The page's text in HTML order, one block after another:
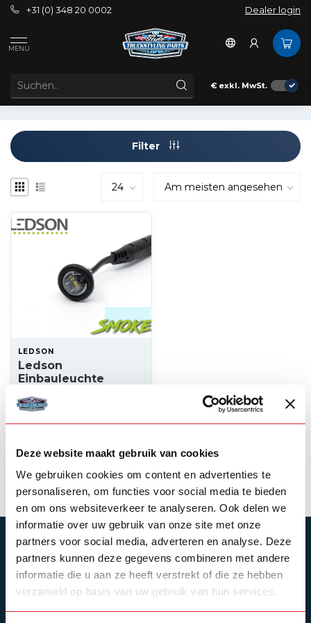
Deze website maakt gebruik van cookies
We gebruiken cookies om content en advertenties te
personaliseren, om functies voor social media te bieden
en om ons websiteverkeer te analyseren. Ook delen we
informatie over uw gebruik van onze site met onze
partners voor social media, adverteren en analyse. Deze
partners kunnen deze gegevens combineren met andere
informatie die u aan ze heeft verstrekt of die ze hebben
verzameld op basis van uw gebruik van hun services.
+31 (0) 348 20 0002 Dealer login
MENU
€ exkl. MwSt.
Schlagworte
ARTIKEL MIT SCHLAGWORT BUILT IN LIGHT
Filter
LEDSON
Ledson
Einbauleuchte
Xenonweiß
ABONNIEREN SIE UNSEREN NEWSLETTER
Bleibe auf dem Laufenden mit unseren
Newsletter-Angeboten